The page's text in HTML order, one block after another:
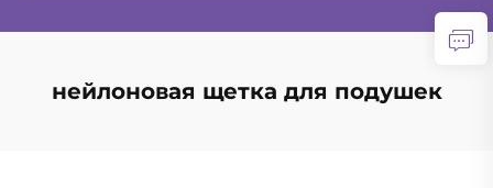
нейлоновая щетка для подушек